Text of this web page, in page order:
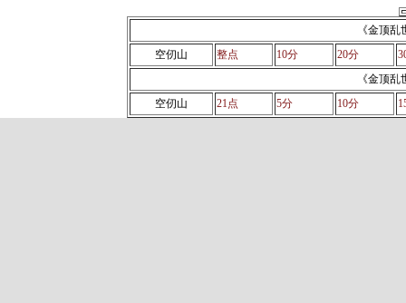
《金顶
空仞山
整点 10分 20分
《金顶
空仞山
21点 5分 10分